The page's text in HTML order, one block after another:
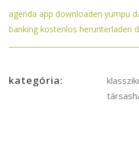
agenda app downloaden yumpu
banking kostenlos herunterladen
kategória: